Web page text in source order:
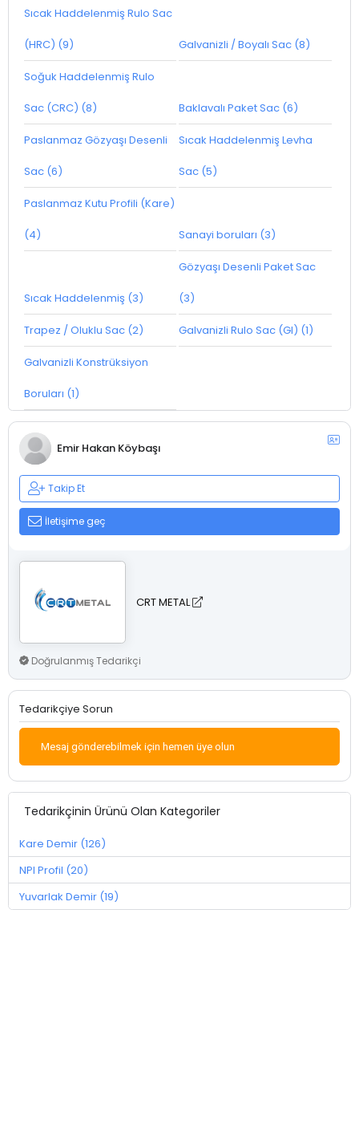
Sıcak Haddelenmiş Rulo Sac
(HRC) (9) Galvanizli / Boyalı Sac (8)
Soğuk Haddelenmiş Rulo
Sac (CRC) (8) Baklavalı Paket Sac (6)
Paslanmaz Gözyaşı Desenli
Sac (6)
Sıcak Haddelenmiş Levha
Sac (5)
Paslanmaz Kutu Profili (Kare)
(4) Sanayi boruları (3)
Sıcak Haddelenmiş (3)
Gözyaşı Desenli Paket Sac
(3)
Trapez / Oluklu Sac (2) Galvanizli Rulo Sac (GI) (1)
Galvanizli Konstrüksiyon
Boruları (1)
Emir Hakan Köybaşı
Takip Et
İletişime geç
CRT METAL
Doğrulanmış Tedarikçi
Tedarikçiye Sorun
Mesaj gönderebilmek için hemen üye olun
Tedarikçinin Ürünü Olan Kategoriler
Kare Demir (126)
NPI Profil (20)
Yuvarlak Demir (19)